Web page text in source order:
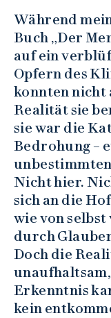
Während
Buch „Der
auf ein
Opfern des
konnten nicht
Realität sie
sie war die
Bedrohung –
Nicht hier.
sich an die
wie von selbst
durch
Doch die
Erkenntnis
kein